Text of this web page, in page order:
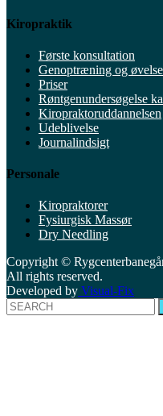
Kiropraktik
Første konsultation
Genoptræning og
Priser
Røntgenundersøgelse
Kiropraktoruddannelsen
Udeblivelse
Journalindsigt
Personale
Kiropraktorer
Fysiurgisk Massør
Dry Needling
Copyright ©
All rights reserved.
Developed by Visual-Fix